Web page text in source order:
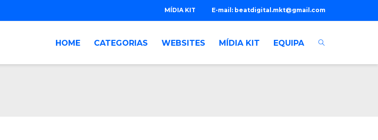
E-mail: beatdigital.mkt@gmail.com
MÍDIA KIT
HOME CATEGORIAS WEBSITES MÍDIA KIT EQUIPA